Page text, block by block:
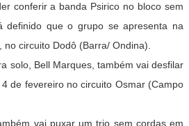
conferir a banda Psirico no bloco sem
definido que o grupo se apresenta na
circuito Dodô (Barra/ Ondina).
solo, Bell Marques, também vai desfilar
de fevereiro no circuito Osmar (Campo
vai puxar um trio sem cordas em